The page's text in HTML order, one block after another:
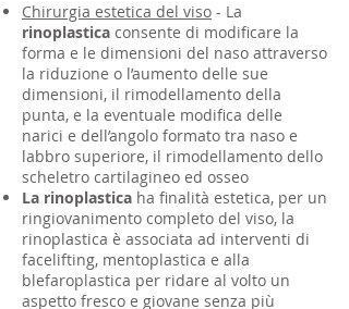
Chirurgia estetica del viso - La
rinoplastica consente di modificare la
forma e le dimensioni del naso attraverso
la riduzione o l’aumento delle sue
dimensioni, il rimodellamento della
punta, e la eventuale modifica delle
narici e dell’angolo formato tra naso e
labbro superiore, il rimodellamento dello
scheletro cartilagineo ed osseo
La rinoplastica ha finalità estetica, per un
ringiovanimento completo del viso, la
rinoplastica è associata ad interventi di
facelifting, mentoplastica e alla
blefaroplastica per ridare al volto un
aspetto fresco e giovane senza più